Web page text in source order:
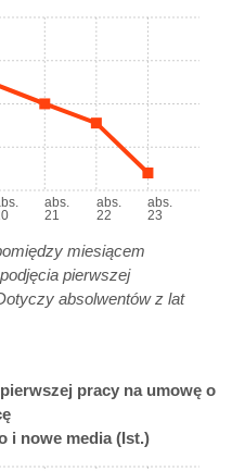
abs.
21
abs.
22
abs.
23
miesiącem
pierwszej
absolwentów z lat
pracy na umowę o
i nowe media (Ist.)